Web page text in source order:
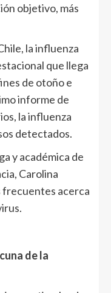
objetivo, más
la influenza
que llega
de otoño e
informe de
la influenza
detectados.
y académica de
Carolina
frecuentes acerca
de la